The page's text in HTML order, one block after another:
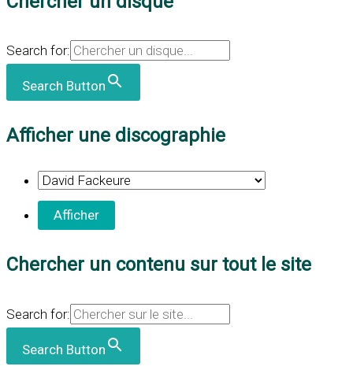
Search for:
Search Button
Afficher une discographie
Chercher un contenu sur tout le site
Search for:
Search Button